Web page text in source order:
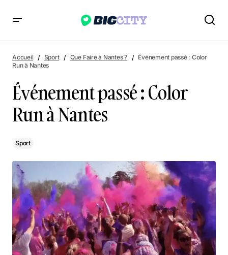
Événement passé : Color Run à Nantes
Accueil Sport Que Faire à Nantes ?
Événement passé : Color
Run à Nantes
Événement passé : Color
Run à Nantes
Sport